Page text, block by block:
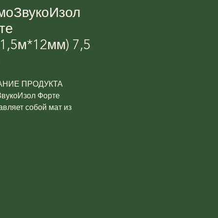
7,5
ПРОДУКТА
Форте
собой мат из